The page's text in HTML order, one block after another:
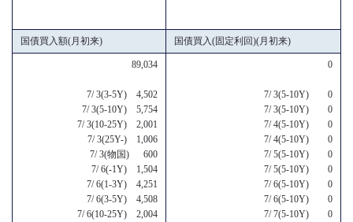
国債買入額(月初来) 国債買入(固定利回)(月初来)
89,034
7/ 3(3-5Y) 4,502
7/ 3(5-10Y) 5,754
7/ 3(10-25Y) 2,001
7/ 3(25Y-) 1,006
7/ 3(物国) 600
7/ 6(-1Y) 1,504
7/ 6(1-3Y) 4,251
7/ 6(3-5Y) 4,508
7/ 6(10-25Y) 2,004
0
7/ 3(5-10Y) 0
7/ 3(5-10Y) 0
7/ 4(5-10Y) 0
7/ 4(5-10Y) 0
7/ 5(5-10Y) 0
7/ 5(5-10Y) 0
7/ 6(5-10Y) 0
7/ 6(5-10Y) 0
7/ 7(5-10Y) 0